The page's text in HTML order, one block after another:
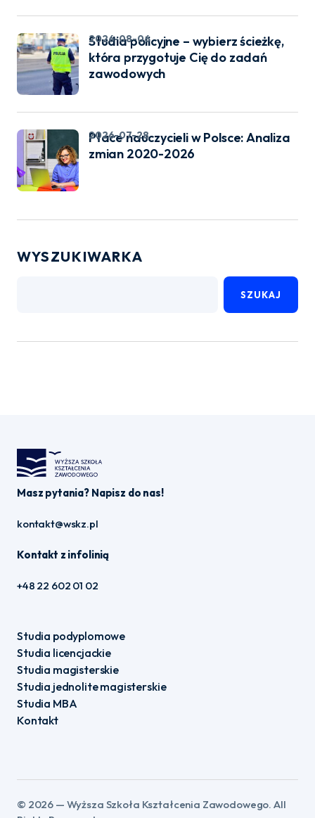
Studia policyjne – wybierz ścieżkę,
która przygotuje Cię do zadań
zawodowych
2026-08-06
Płace nauczycieli w Polsce: Analiza
zmian 2020-2026
2026-07-28
WYSZUKIWARKA
SZUKAJ
Masz pytania? Napisz do nas!
kontakt@wskz.pl
Kontakt z infolinią
+48 22 602 01 02
Studia podyplomowe
Studia licencjackie
Studia magisterskie
Studia jednolite magisterskie
Studia MBA
Kontakt
©️ 2026 — Wyższa Szkoła Kształcenia Zawodowego. All